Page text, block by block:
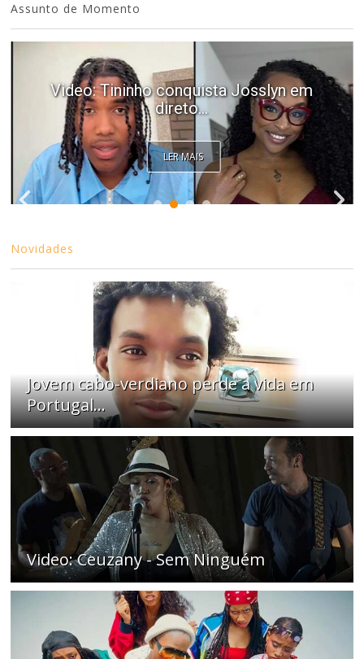
Assunto de Momento
Video: Tininho conquista Josslyn em
direto...
LER MAIS
Novidades
Jovem cabo-verdiano perde a vida em
Portugal...
Video: Ceuzany - Sem Ninguém